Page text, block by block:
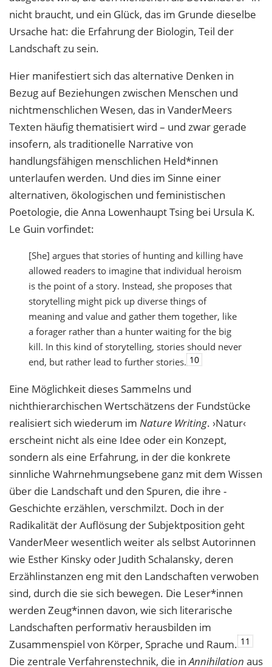
nicht braucht, und ein Glück, das im Grunde dieselbe
Ursache hat: die Erfahrung der Biologin, Teil der
Landschaft zu sein.
Hier manifestiert sich das alternative Denken in
Bezug auf Beziehungen zwischen Menschen und
nichtmenschlichen Wesen, das in VanderMeers
Texten häufig thematisiert wird – und zwar gerade
insofern, als traditionelle Narrative von
handlungsfähigen menschlichen Held*innen
unterlaufen werden. Und dies im Sinne einer
alternativen, ökologischen und feministischen
Poetologie, die Anna Lowenhaupt Tsing bei Ursula K.
Le Guin vorfindet:
[She] argues that stories of hunting and killing have
allowed readers to imagine that individual heroism
is the point of a story. Instead, she proposes that
storytelling might pick up diverse things of
meaning and value and gather them together, like
a forager rather than a hunter waiting for the big
kill. In this kind of storytelling, stories should never
end, but rather lead to further stories. 10
Eine Möglichkeit dieses Sammelns und
nichthierarchischen Wertschätzens der Fundstücke
realisiert sich wiederum im Nature Writing. ›Natur‹
erscheint nicht als eine Idee oder ein Konzept,
sondern als eine Erfahrung, in der die konkrete
sinnliche Wahrnehmungsebene ganz mit dem Wissen
über die Landschaft und den Spuren, die ihre ­
Geschichte erzählen, verschmilzt. Doch in der
Radikalität der Auflösung der Subjektposition geht
VanderMeer wesentlich weiter als selbst Autorinnen
wie Esther Kinsky oder ­Judith Schalansky, deren
Erzählinstanzen eng mit den Landschaften verwoben
sind, durch die sie sich bewegen. Die Leser*innen
werden Zeug*innen davon, wie sich literarische
Landschaften performativ herausbilden im
Zusammenspiel von Körper, Sprache und Raum. 11
Die zentrale Verfahrenstechnik, die inAnnihilation aus